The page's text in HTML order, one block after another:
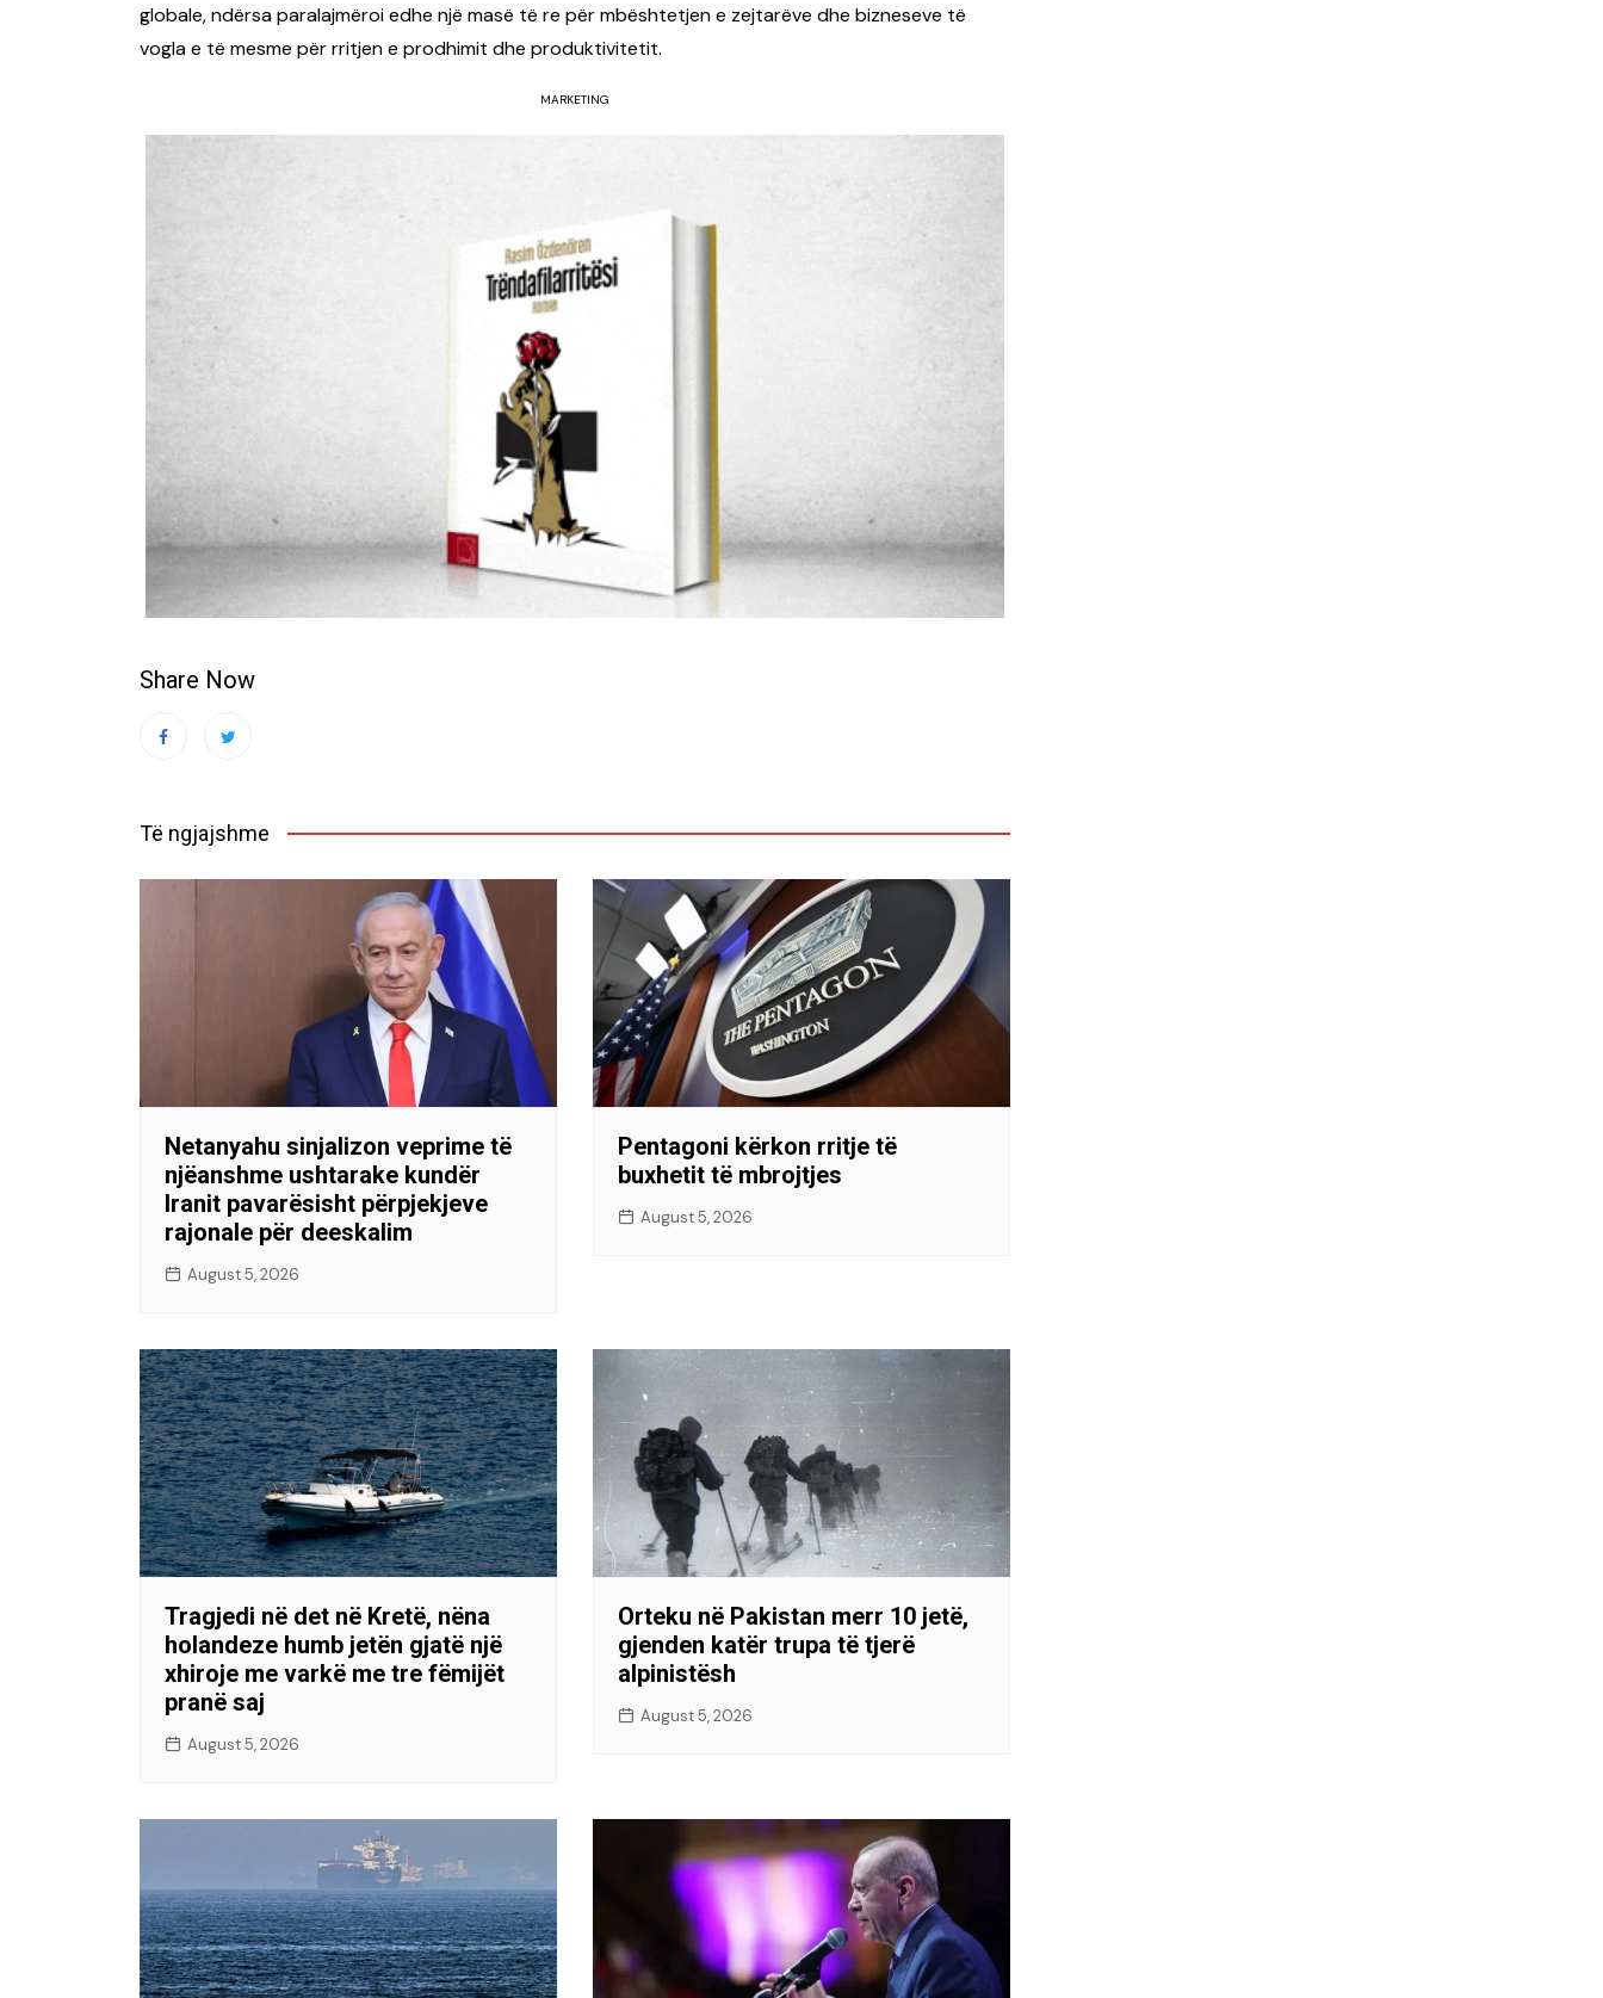
globale, ndërsa paralajmëroi edhe një masë të re për mbështetjen e zejtarëve dhe bizneseve të
vogla e të mesme për rritjen e prodhimit dhe produktivitetit.
MARKETING
Share Now
Të ngjajshme
Netanyahu sinjalizon veprime të
njëanshme ushtarake kundër
Iranit pavarësisht përpjekjeve
rajonale për deeskalim
August 5, 2026
Pentagoni kërkon rritje të
buxhetit të mbrojtjes
August 5, 2026
Tragjedi në det në Kretë, nëna
holandeze humb jetën gjatë një
xhiroje me varkë me tre fëmijët
pranë saj
August 5, 2026
Orteku në Pakistan merr 10 jetë,
gjenden katër trupa të tjerë
alpinistësh
August 5, 2026